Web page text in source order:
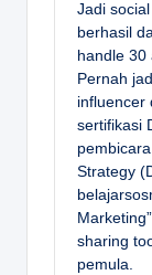
Jadi
berhasil
handle 30
Pernah
influencer
sertifikasi
Strategy
sharing
pemula.